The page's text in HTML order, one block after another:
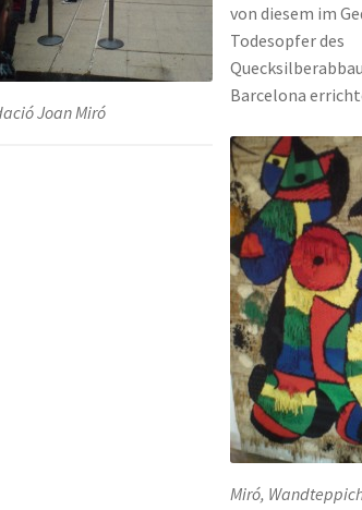
Joan Miró
von diesem im
Todesopfer des
Barcelona
Miró,